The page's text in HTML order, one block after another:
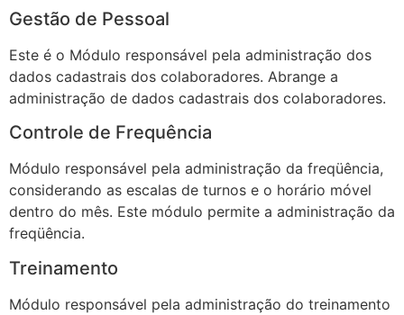
Gestão de Pessoal
Este é o Módulo responsável pela administração dos
dados cadastrais dos colaboradores. Abrange a
administração de dados cadastrais dos colaboradores.
Controle de Frequência
Módulo responsável pela administração da freqüência,
considerando as escalas de turnos e o horário móvel
dentro do mês. Este módulo permite a administração da
freqüência.
Treinamento
Módulo responsável pela administração do treinamento